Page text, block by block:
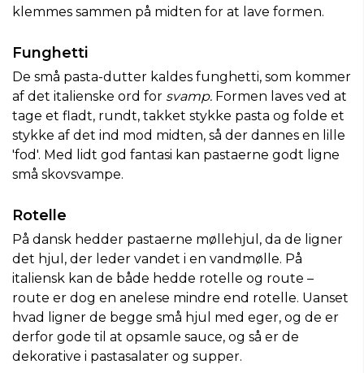
klemmes sammen på midten for at lave formen.
Funghetti
De små pasta-dutter kaldes funghetti, som kommer
af det italienske ord for svamp. Formen laves ved at
tage et fladt, rundt, takket stykke pasta og folde et
stykke af det ind mod midten, så der dannes en lille
'fod'. Med lidt god fantasi kan pastaerne godt ligne
små skovsvampe.
Rotelle
På dansk hedder pastaerne møllehjul, da de ligner
det hjul, der leder vandet i en vandmølle. På
italiensk kan de både hedde rotelle og route –
route er dog en anelese mindre end rotelle. Uanset
hvad ligner de begge små hjul med eger, og de er
derfor gode til at opsamle sauce, og så er de
dekorative i pastasalater og supper.